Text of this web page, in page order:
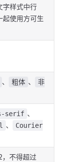
字样式中行
起使用方可生
、 粗体 、
非
serif 、
、
Courier
，不得超过